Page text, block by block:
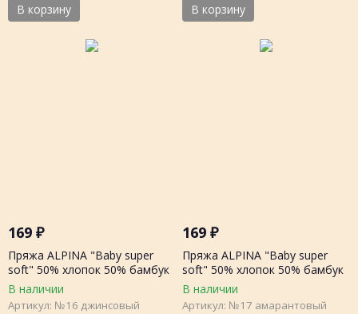
В корзину В корзину
169 ₽
Пряжа ALPINA "Baby super
soft" 50% хлопок 50% бамбук
50г 150 метров, шт.
В наличии
Артикул: №16 джинсовый
169₽
Пряжа ALPINA "Baby super
soft" 50% хлопок 50% бамбук
50г 150 метров, шт.
В наличии
Артикул: №17 амарантовый